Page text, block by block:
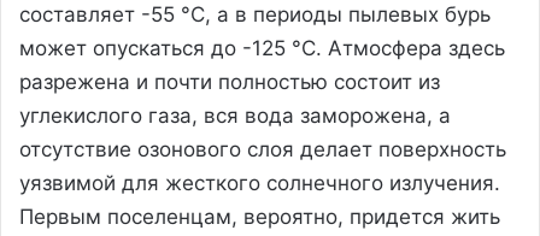
составляет -55 °C, а в периоды пылевых бурь
может опускаться до -125 °C. Атмосфера здесь
разрежена и почти полностью состоит из
углекислого газа, вся вода заморожена, а
отсутствие озонового слоя делает поверхность
уязвимой для жесткого солнечного излучения.
Первым поселенцам, вероятно, придется жить